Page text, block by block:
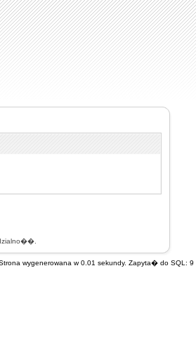
wygenerowana w 0.01 sekundy. Zapyta� do SQL: 9